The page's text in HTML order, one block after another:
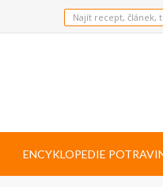
ENCYKLOPEDIE